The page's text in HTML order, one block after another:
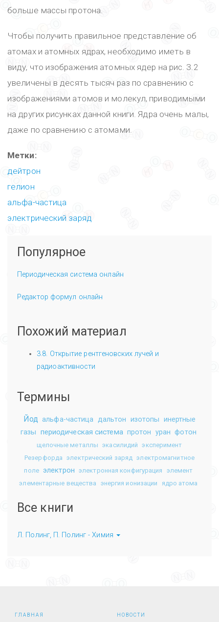
больше массы протона.
Чтобы получить правильное представление об
атомах и атомных ядрах, необходимо иметь в
виду, что изображения атомных ядер на рис. 3.2
увеличены в десять тысяч раз по сравнению с
изображениями атомов и молекул, приводимыми
на других рисунках данной книги. Ядра очень малы,
даже по сравнению с атомами.
Метки:
дейтрон
гелион
альфа-частица
электрический заряд
Популярное
Периодическая система онлайн
Редактор формул онлайн
Похожий материал
3.8. Открытие рентгеновских лучей и
радиоактивности
Термины
Йод альфа-частица дальтон изотопы инертные
газы периодическая система протон уран фотон
щелочные металлы экасилидий
эксперимент
Резерфорда
электрический заряд
электромагнитное
поле электрон электронная конфигурация
элемент
элементарные вещества
энергия ионизации ядро атома
Все книги
Л. Полинг, П. Полинг - Химия
ГЛАВНАЯ НОВОСТИ